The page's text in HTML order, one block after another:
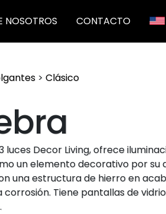
NOSOTROS CONTACTO
> Clásico
luces Decor Living, ofrece
un elemento decorativo por su
una estructura de hierro en
corrosión. Tiene pantallas de